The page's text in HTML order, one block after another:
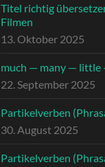
Titel richtig
Filmen
13. Oktober 2025
much — many — little
22. September 2025
Partikelverben
30. August 2025
Partikelverben